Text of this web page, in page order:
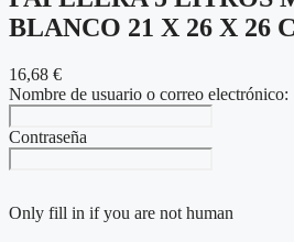
BLANCO 21 X 26 X 26
16,68 €
Nombre de usuario o correo electrónico:
Contraseña
Only fill in if you are not human